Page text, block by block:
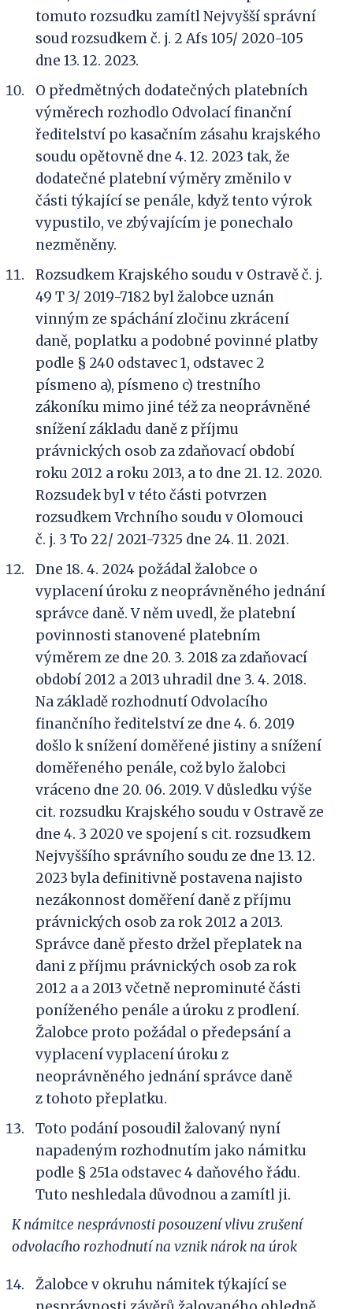
tomuto rozsudku zamítl Nejvyšší správní
soud rozsudkem č. j. 2 Afs 105/ 2020-105
dne 13. 12. 2023.
O předmětných dodatečných platebních
výměrech rozhodlo Odvolací finanční
ředitelství po kasačním zásahu krajského
soudu opětovně dne 4. 12. 2023 tak, že
dodatečné platební výměry změnilo v
části týkající se penále, když tento výrok
vypustilo, ve zbývajícím je ponechalo
nezměněny.
Rozsudkem Krajského soudu v Ostravě č. j.
49 T 3/ 2019-7182 byl žalobce uznán
vinným ze spáchání zločinu zkrácení
daně, poplatku a podobné povinné platby
podle § 240 odstavec 1, odstavec 2
písmeno a), písmeno c) trestního
zákoníku mimo jiné též za neoprávněné
snížení základu daně z příjmu
právnických osob za zdaňovací období
roku 2012 a roku 2013, a to dne 21. 12. 2020.
Rozsudek byl v této části potvrzen
rozsudkem Vrchního soudu v Olomouci
č. j. 3 To 22/ 2021-7325 dne 24. 11. 2021.
Dne 18. 4. 2024 požádal žalobce o
vyplacení úroku z neoprávněného jednání
správce daně. V něm uvedl, že platební
povinnosti stanovené platebním
výměrem ze dne 20. 3. 2018 za zdaňovací
období 2012 a 2013 uhradil dne 3. 4. 2018.
Na základě rozhodnutí Odvolacího
finančního ředitelství ze dne 4. 6. 2019
došlo k snížení doměřené jistiny a snížení
doměřeného penále, což bylo žalobci
vráceno dne 20. 06. 2019. V důsledku výše
cit. rozsudku Krajského soudu v Ostravě ze
dne 4. 3 2020 ve spojení s cit. rozsudkem
Nejvyššího správního soudu ze dne 13. 12.
2023 byla definitivně postavena najisto
nezákonnost doměření daně z příjmu
právnických osob za rok 2012 a 2013.
Správce daně přesto držel přeplatek na
dani z příjmu právnických osob za rok
2012 a a 2013 včetně neprominuté části
poníženého penále a úroku z prodlení.
Žalobce proto požádal o předepsání a
vyplacení vyplacení úroku z
neoprávněného jednání správce daně
z tohoto přeplatku.
Toto podání posoudil žalovaný nyní
napadeným rozhodnutím jako námitku
podle § 251a odstavec 4 daňového řádu.
Tuto neshledala důvodnou a zamítl ji.
K námitce nesprávnosti posouzení vlivu zrušení
odvolacího rozhodnutí na vznik nárok na úrok
Žalobce v okruhu námitek týkající se